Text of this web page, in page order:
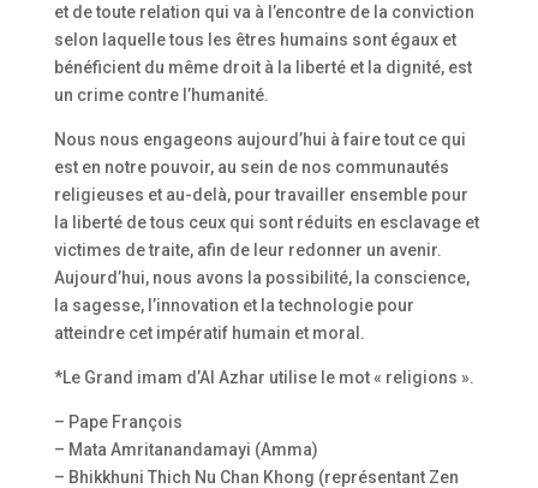
et de toute relation qui va à l’encontre de la conviction
selon laquelle tous les êtres humains sont égaux et
bénéficient du même droit à la liberté et la dignité, est
un crime contre l’humanité.
Nous nous engageons aujourd’hui à faire tout ce qui
est en notre pouvoir, au sein de nos communautés
religieuses et au-delà, pour travailler ensemble pour
la liberté de tous ceux qui sont réduits en esclavage et
victimes de traite, afin de leur redonner un avenir.
Aujourd’hui, nous avons la possibilité, la conscience,
la sagesse, l’innovation et la technologie pour
atteindre cet impératif humain et moral.
*Le Grand imam d’Al Azhar utilise le mot « religions ».
– Pape François
– Mata Amritanandamayi (Amma)
– Bhikkhuni Thich Nu Chan Khong (représentant Zen